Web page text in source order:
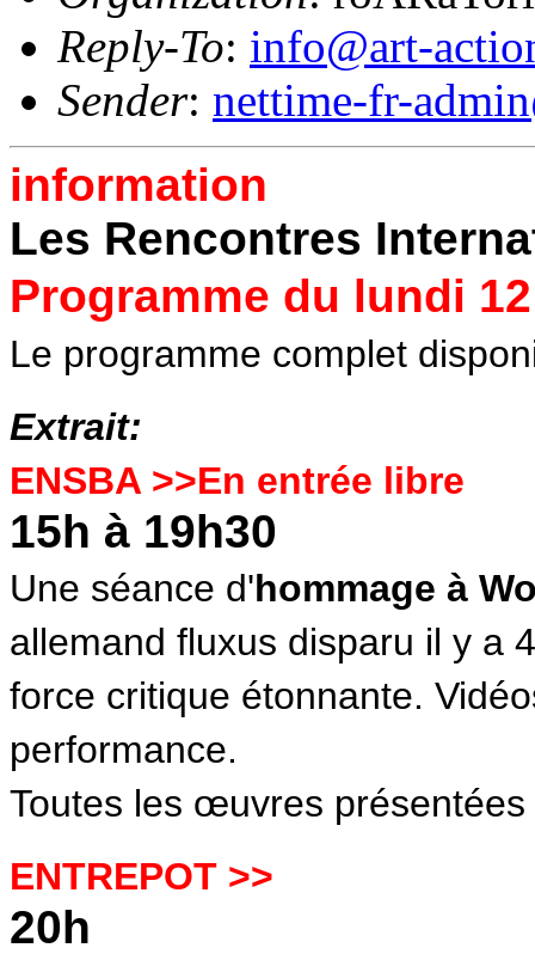
Reply-To: info@art-
Sender: nettime-fr-
information
Les Rencontres
Programme du lundi 12
Le programme complet
Extrait:
ENSBA >>En entrée libre
15h à 19h30
Une séance d'hommage à
allemand fluxus disparu il y a
force critique étonnante.
performance.
Toutes les œuvres
ENTREPOT >>
20h